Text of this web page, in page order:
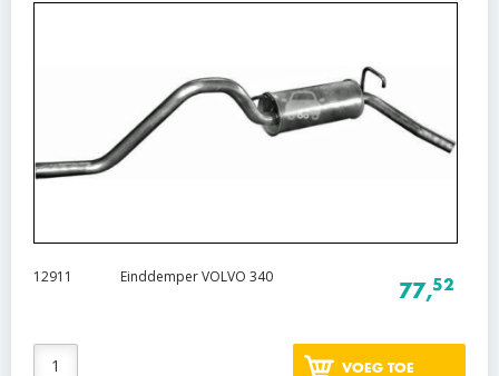
12911 Einddemper VOLVO 340
77,52
VOEG TOE